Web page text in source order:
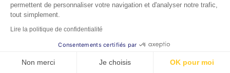
permettent de personnaliser votre navigation et d'analyser notre trafic,
tout simplement.
Lire la politique de confidentialité
Consentements certifiés par
Non merci Je choisis OK pour moi